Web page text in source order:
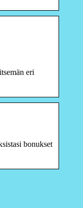
eri
bonukset